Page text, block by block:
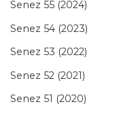
Senez 55 (2024)
Senez 54 (2023)
Senez 53 (2022)
Senez 52 (2021)
Senez 51 (2020)